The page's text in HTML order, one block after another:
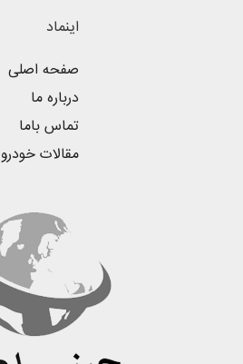
اینماد
صفحه اصلی
درباره ما
تماس باما
مقالات خودرو